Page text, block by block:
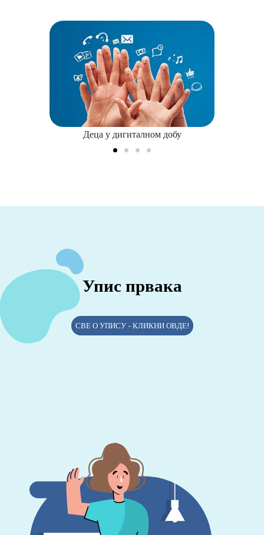
Деца у дигиталном добу
Упис првака
СВЕ О УПИСУ - КЛИКНИ ОВДЕ!